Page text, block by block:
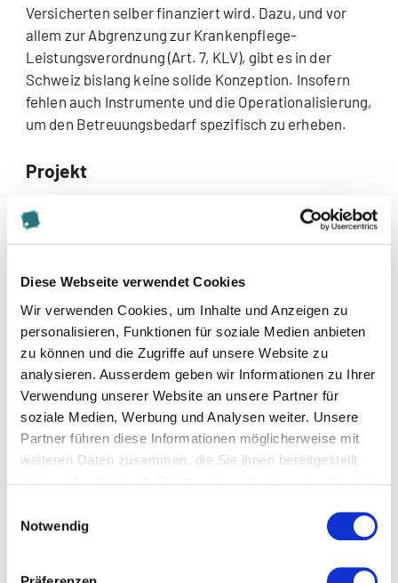
Diese Webseite verwendet Cookies
Wir verwenden Cookies, um Inhalte und Anzeigen zu
personalisieren, Funktionen für soziale Medien anbieten
zu können und die Zugriffe auf unsere Website zu
analysieren. Ausserdem geben wir Informationen zu Ihrer
Verwendung unserer Website an unsere Partner für
soziale Medien, Werbung und Analysen weiter. Unsere
Partner führen diese Informationen möglicherweise mit
weiteren Daten zusammen, die Sie ihnen bereitgestellt
Notwendig
Versicherten selber finanziert wird. Dazu, und vor
allem zur Abgrenzung zur Krankenpflege-
Leistungsverordnung (Art. 7, KLV), gibt es in der
Schweiz bislang keine solide Konzeption. Insofern
fehlen auch Instrumente und die Operationalisierung,
um den Betreuungsbedarf spezifisch zu erheben.
Projekt
Durch dieses Projekt sollen Erkenntnisse gewonnen
werden über die Qualität, Akzeptanz und den Nutzen
die Versicherten und ihre Angehörigen. Ausserdem
«Betreuung» erarbeitet sowie Empfehlungen für die
Operationalisierung des Begriffs und für ein
Erhebungsinstrument formuliert.
Methodisches Vorgehen
Mit fünfzehn Versicherten oder deren Angehörigen
werden vor Beginn und am Ende der
Interviews durchgeführt. Anschliessend folgt ein
Fokusgruppengespräch mit den Mitarbeitenden von
Dokumentenanalyse betreffender Dokumente von